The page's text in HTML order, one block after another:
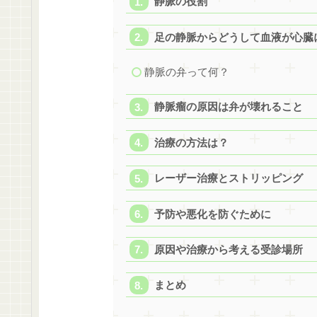
足の静脈からどうして血液が心臓
静脈の弁って何？
静脈瘤の原因は弁が壊れること
治療の方法は？
レーザー治療とストリッピング
予防や悪化を防ぐために
原因や治療から考える受診場所
まとめ